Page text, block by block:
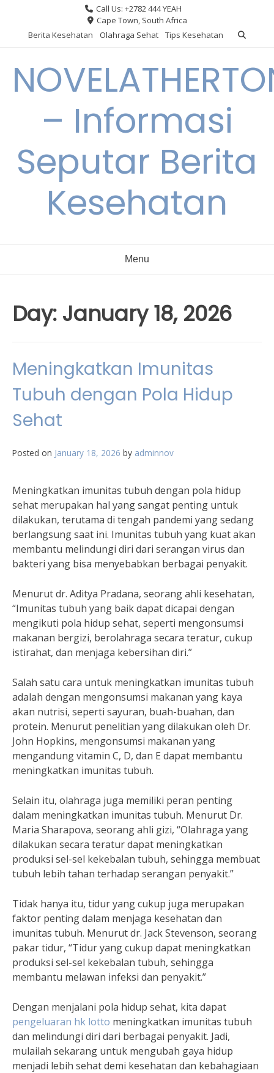
content
Call Us: +2782 444 YEAH
Cape Town, South Africa
Berita Kesehatan
Olahraga Sehat Tips Kesehatan
– Informasi
Seputar Berita
Kesehatan
Menu
Day: January 18, 2026
Meningkatkan Imunitas
Tubuh dengan Pola Hidup
Sehat
Posted on January 18, 2026 by adminnov
Meningkatkan imunitas tubuh dengan pola hidup
sehat merupakan hal yang sangat penting untuk
dilakukan, terutama di tengah pandemi yang sedang
berlangsung saat ini. Imunitas tubuh yang kuat akan
membantu melindungi diri dari serangan virus dan
bakteri yang bisa menyebabkan berbagai penyakit.
Menurut dr. Aditya Pradana, seorang ahli kesehatan,
“Imunitas tubuh yang baik dapat dicapai dengan
mengikuti pola hidup sehat, seperti mengonsumsi
makanan bergizi, berolahraga secara teratur, cukup
istirahat, dan menjaga kebersihan diri.”
Salah satu cara untuk meningkatkan imunitas tubuh
adalah dengan mengonsumsi makanan yang kaya
akan nutrisi, seperti sayuran, buah-buahan, dan
protein. Menurut penelitian yang dilakukan oleh Dr.
John Hopkins, mengonsumsi makanan yang
mengandung vitamin C, D, dan E dapat membantu
meningkatkan imunitas tubuh.
Selain itu, olahraga juga memiliki peran penting
dalam meningkatkan imunitas tubuh. Menurut Dr.
Maria Sharapova, seorang ahli gizi, “Olahraga yang
dilakukan secara teratur dapat meningkatkan
produksi sel-sel kekebalan tubuh, sehingga membuat
tubuh lebih tahan terhadap serangan penyakit.”
Tidak hanya itu, tidur yang cukup juga merupakan
faktor penting dalam menjaga kesehatan dan
imunitas tubuh. Menurut dr. Jack Stevenson, seorang
pakar tidur, “Tidur yang cukup dapat meningkatkan
produksi sel-sel kekebalan tubuh, sehingga
membantu melawan infeksi dan penyakit.”
Dengan menjalani pola hidup sehat, kita dapat
pengeluaran hk lotto meningkatkan imunitas tubuh
dan melindungi diri dari berbagai penyakit. Jadi,
mulailah sekarang untuk mengubah gaya hidup
menjadi lebih sehat demi kesehatan dan kebahagiaan